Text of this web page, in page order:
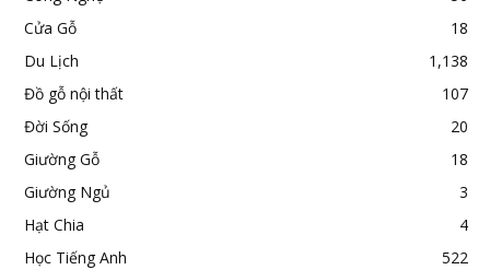
Cửa Gỗ
18
Du Lịch
1,138
Đồ gỗ nội thất
107
Đời Sống
20
Giường Gỗ
18
Giường Ngủ
3
Hạt Chia
4
Học Tiếng Anh
522